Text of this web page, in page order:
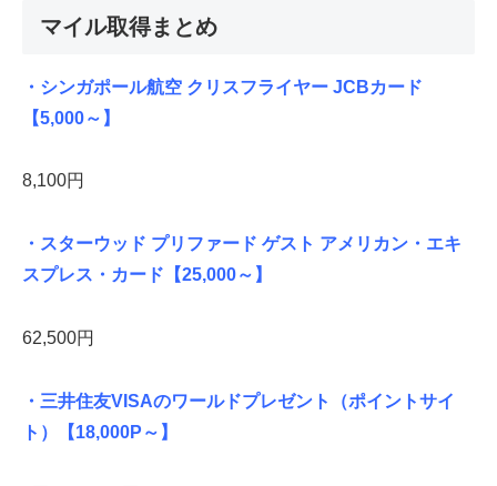
マイル取得まとめ
・シンガポール航空 クリスフライヤー JCBカード
【5,000～】
8,100円
・スターウッド プリファード ゲスト アメリカン・エキ
スプレス・カード 【25,000～】
62,500円
・三井住友VISAのワールドプレゼント（ポイントサイ
ト）
【18,000P～】